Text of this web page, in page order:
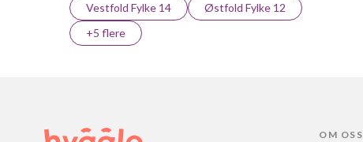
Vestfold Fylke 14
Østfold Fylke 12
+5 flere
OM OSS